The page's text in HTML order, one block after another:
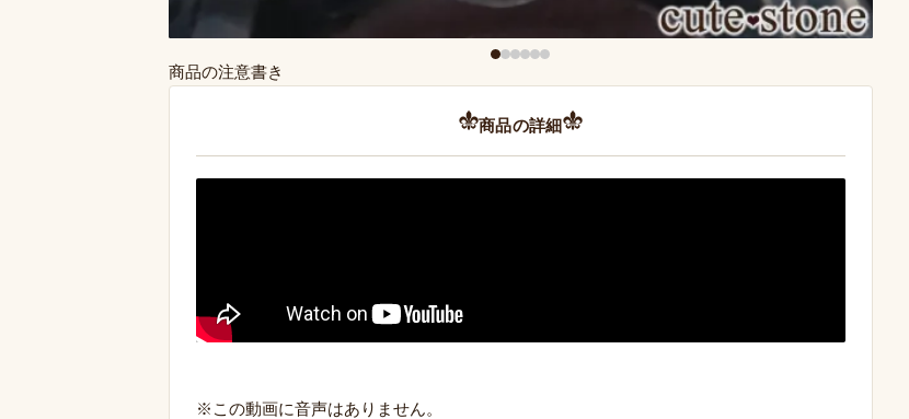
商品の注意書き
商品の詳細
※この動画に音声はありません。